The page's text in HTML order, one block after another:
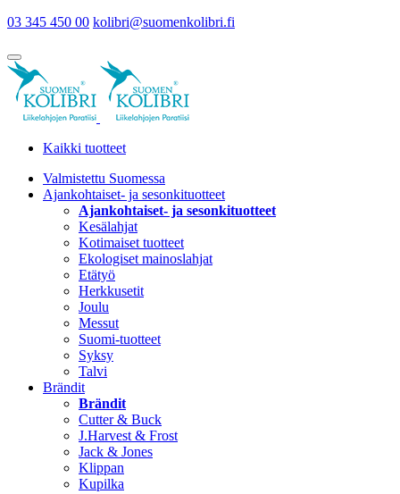
03 345 450 00 kolibri@suomenkolibri.fi
Kaikki tuotteet
Valmistettu Suomessa
Ajankohtaiset- ja sesonkituotteet
Ajankohtaiset- ja sesonkituotteet
Kesälahjat
Kotimaiset tuotteet
Ekologiset mainoslahjat
Etätyö
Herkkusetit
Joulu
Messut
Suomi-tuotteet
Syksy
Talvi
Brändit
Brändit
Cutter & Buck
J.Harvest & Frost
Jack & Jones
Klippan
Kupilka